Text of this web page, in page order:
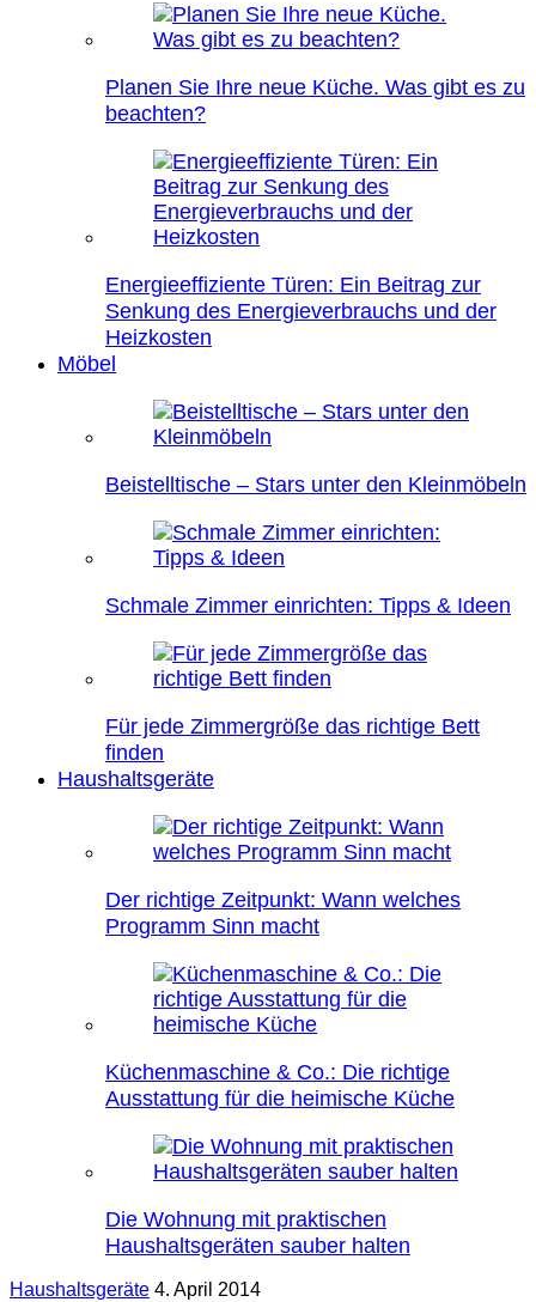
Planen Sie Ihre neue Küche. Was gibt es zu
beachten?
Energieeffiziente Türen: Ein Beitrag zur
Senkung des Energieverbrauchs und der
Heizkosten
Möbel
Beistelltische – Stars unter den Kleinmöbeln
Schmale Zimmer einrichten: Tipps & Ideen
Für jede Zimmergröße das richtige Bett
finden
Haushaltsgeräte
Der richtige Zeitpunkt: Wann welches
Programm Sinn macht
Küchenmaschine & Co.: Die richtige
Ausstattung für die heimische Küche
Die Wohnung mit praktischen
Haushaltsgeräten sauber halten
Haushaltsgeräte 4. April 2014